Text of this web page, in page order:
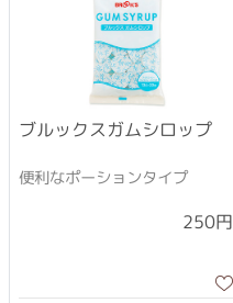
ブルックスガムシロップ
便利なポーションタイプ
250円